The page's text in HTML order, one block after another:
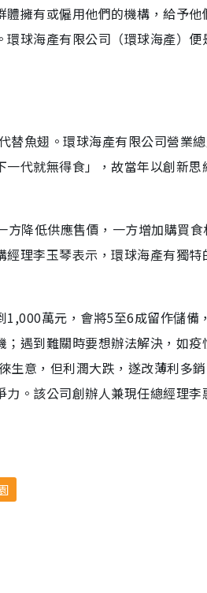
擁有或僱用他們的機構，給予
球海產有限公司（環球海產）
魚翅。環球海產有限公司營業
代就無得食」，故當年以創新
降低供應售價，一方增加購買
理李玉琴表示，環球海產有獨特
萬元，會將5至6成留作儲備
遇到難關時要想辦法解決，如疫
意，但利潤大跌，遂改薄利多
。該公司創辦人兼現任總經理李